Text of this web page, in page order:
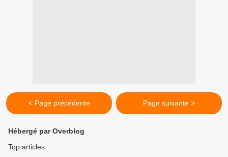
< Page précédente Page suivante >
Hébergé par Overblog
Top articles